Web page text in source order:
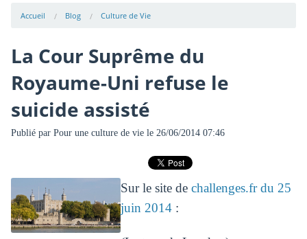
Accueil Blog Culture de Vie
La Cour Suprême du
Royaume-Uni refuse le
suicide assisté
Publié par Pour une culture de viele 26/06/2014 07:46
Sur le site de challenges.fr du 25
juin 2014: